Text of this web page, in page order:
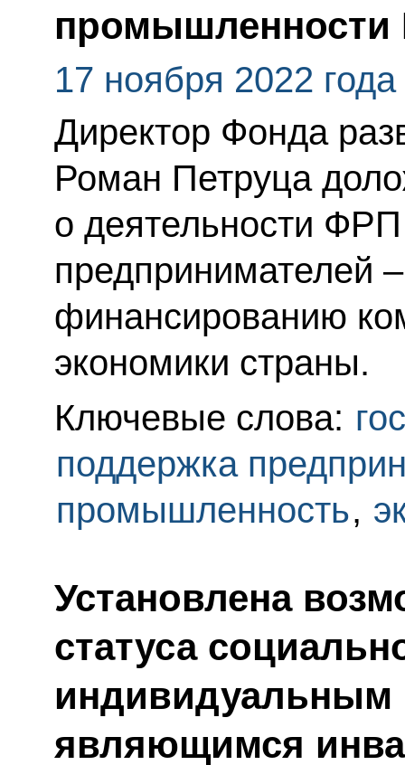
промышленности
17 ноября 2022 года
Директор Фонда
Роман Петруца
о деятельности
предпринимателей
финансированию
экономики страны.
Ключевые слова:
поддержка
промышленность,
Установлена
статуса
индивидуальным
являющимся